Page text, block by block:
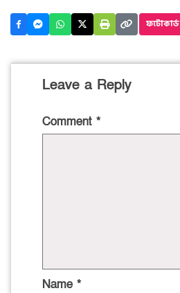
ফটোকার্ড
Leave a Reply
Comment *
Name *